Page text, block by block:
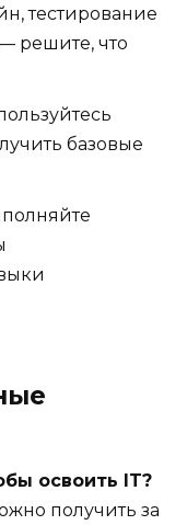
тестирование
решите, что
базовые
освоить IT?
получить за